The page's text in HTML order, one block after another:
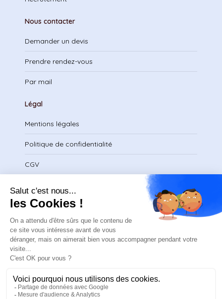
Nous contacter
Demander un devis
Prendre rendez-vous
Par mail
Légal
Mentions légales
Politique de confidentialité
CGV
Télécharger le certificat